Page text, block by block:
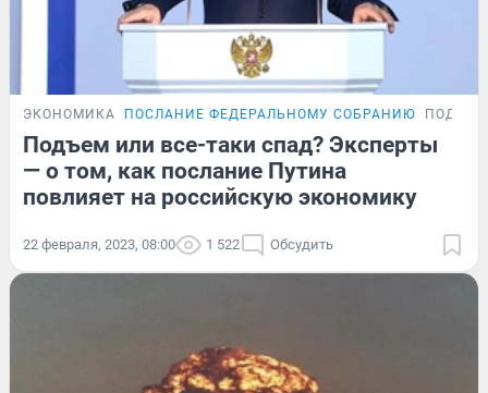
ЭКОНОМИКА ПОСЛАНИЕ ФЕДЕРАЛЬНОМУ СОБРАНИЮ
Подъем или все-таки спад? Эксперты
— о том, как послание Путина
повлияет на российскую экономику
22 февраля, 2023, 08:00 1 522 Обсудить